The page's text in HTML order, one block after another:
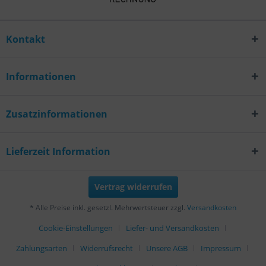
Kontakt
Informationen
Zusatzinformationen
Lieferzeit Information
Vertrag widerrufen
* Alle Preise inkl. gesetzl. Mehrwertsteuer zzgl. Versandkosten
Cookie-Einstellungen
Liefer- und Versandkosten
Zahlungsarten
Widerrufsrecht Unsere AGB
Impressum